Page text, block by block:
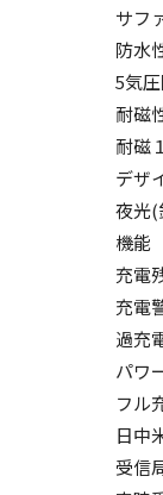
サフ
防水
5気
耐磁
耐磁
デザ
夜光(
機能
充電
充電
過充
パワ
フル
日中
受信